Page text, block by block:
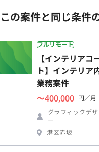
この案件と同じ条件
フルリモート
【インテリア
ト】インテリア
業務案件
〜400,000 円／月
グラフィックデ
ー
港区赤坂